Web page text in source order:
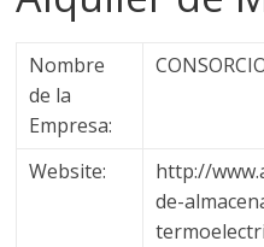
m
a
q
Nombre
de la
Empresa:
Website:
http://
de-